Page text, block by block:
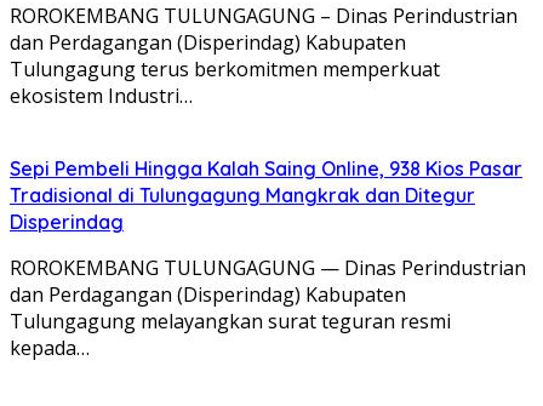
​ROROKEMBANG TULUNGAGUNG – Dinas Perindustrian
dan Perdagangan (Disperindag) Kabupaten
Tulungagung terus berkomitmen memperkuat
ekosistem Industri…
Sepi Pembeli Hingga Kalah Saing Online, 938 Kios Pasar
Tradisional di Tulungagung Mangkrak dan Ditegur
Disperindag
ROROKEMBANG TULUNGAGUNG — Dinas Perindustrian
dan Perdagangan (Disperindag) Kabupaten
Tulungagung melayangkan surat teguran resmi
kepada…